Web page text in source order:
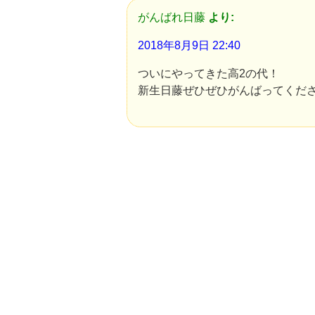
がんばれ日藤 より:
2018年8月9日 22:40
ついにやってきた高2の代！
新生日藤ぜひぜひがんばってくだ